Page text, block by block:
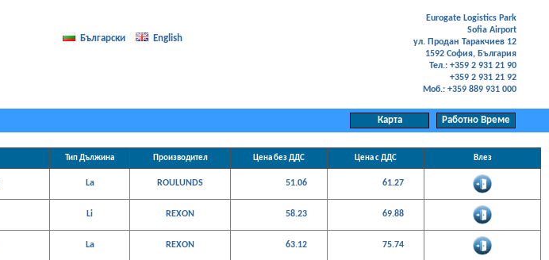
Български English
Eurogate Logistics Park
Sofia Airport
ул. Продан Таракчиев 12
1592 София, България
Тел.: +359 2 931 21 90
+359 2 931 21 92
Моб.: +359 889 931 000
Тип Дължина Производител Цена без ДДС Цена с ДДС Влез
La ROULUNDS 51.06 61.27
Li REXON 58.23 69.88
La REXON 63.12 75.74